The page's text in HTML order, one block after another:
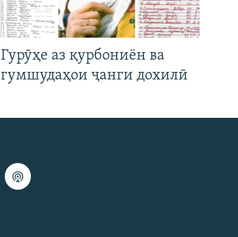
Гурӯҳе аз қурбониён ва
гумшудаҳои ҷанги дохилӣ